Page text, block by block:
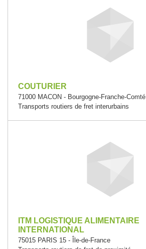
COUTURIER
71000 MACON - Bourgogne-Franche-Comté
Transports routiers de fret interurbains
ITM LOGISTIQUE ALIMENTAIRE
INTERNATIONAL
75015 PARIS 15 - Île-de-France